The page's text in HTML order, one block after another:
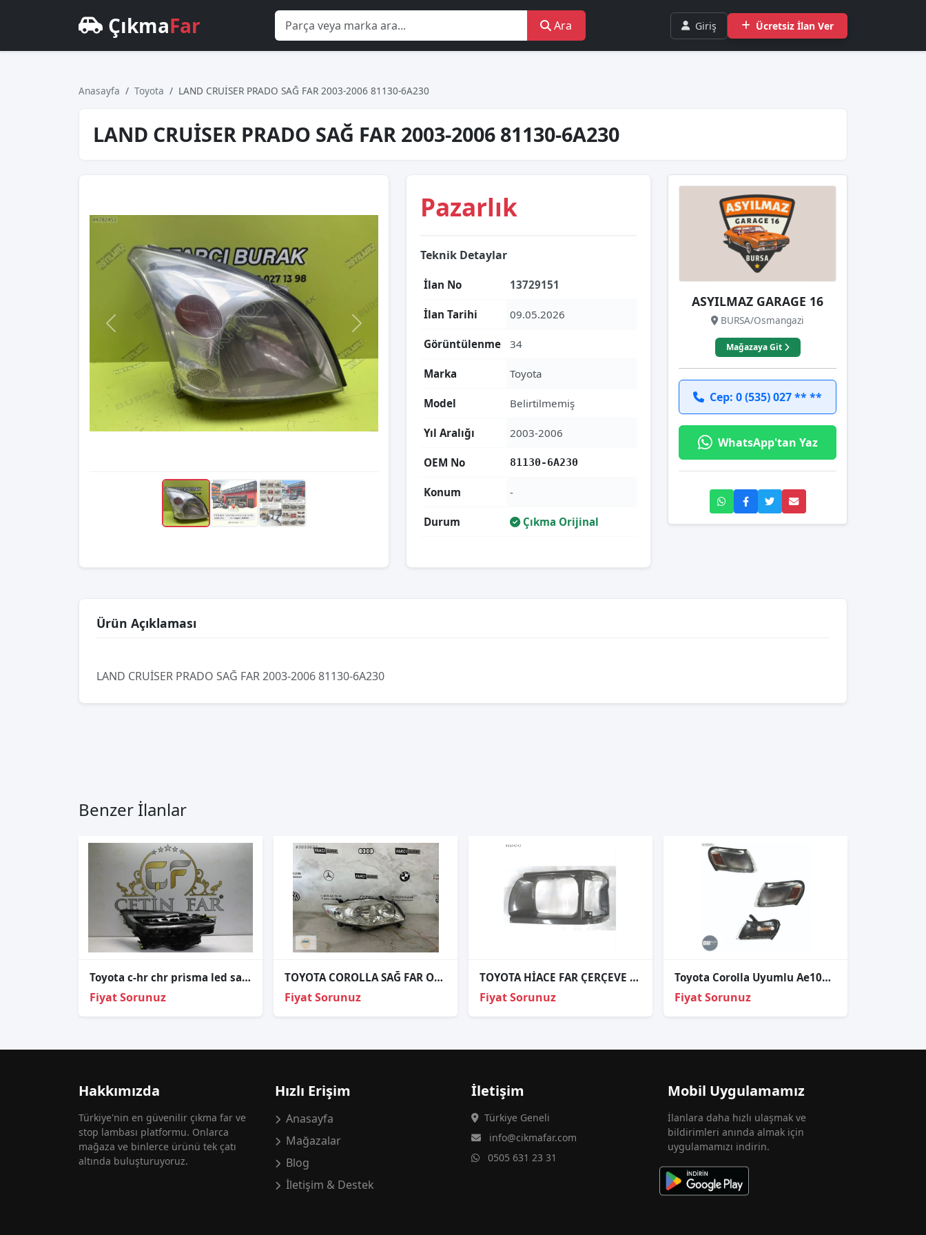
ÇıkmaFar Ara Giriş Ücretsiz İlan Ver
Anasayfa Toyota LAND CRUİSER PRADO SAĞ FAR 2003-2006 81130-6A230
LAND CRUİSER PRADO SAĞ FAR 2003-2006 81130-6A230
Pazarlık
Teknik Detaylar
İlan No 13729151
İlan Tarihi 09.05.2026
Görüntülenme 34
Marka Toyota
Model Belirtilmemiş
Yıl Aralığı 2003-2006
OEM No 81130-6A230
Konum -
Durum Çıkma Orijinal
ASYILMAZ GARAGE 16
BURSA/Osmangazi
Mağazaya Git
Cep: 0 (535) 027 ** **
WhatsApp'tan Yaz
Ürün Açıklaması
LAND CRUİSER PRADO SAĞ FAR 2003-2006 81130-6A230
Benzer İlanlar
Toyota c-hr chr pri̇sma led sağ far çıkma orj 81110-f4510-00
Fiyat Sorunuz
TOYOTA COROLLA SAĞ FAR ORJİNAL XENON
Fiyat Sorunuz
TOYOTA HİACE FAR ÇERÇEVE SOL 99-05
Fiyat Sorunuz
Toyota Corolla Uyumlu Ae100 Sinyal Lambası Sağ -Sol
Fiyat Sorunuz
Hakkımızda
Türkiye'nin en güvenilir çıkma far ve
stop lambası platformu. Onlarca
mağaza ve binlerce ürünü tek çatı
altında buluşturuyoruz.
Hızlı Erişim
Anasayfa
Mağazalar
Blog
İletişim & Destek
İletişim
Türkiye Geneli
info@cikmafar.com
0505 631 23 31
Mobil Uygulamamız
İlanlara daha hızlı ulaşmak ve
bildirimleri anında almak için
uygulamamızı indirin.